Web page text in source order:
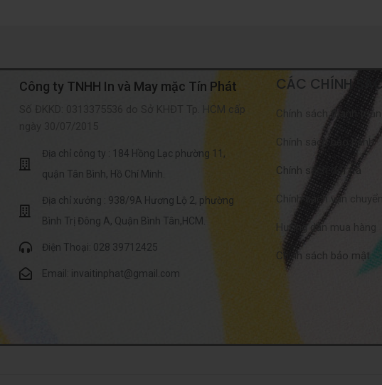
Công ty TNHH In và May mặc Tín Phát
Số ĐKKD: 0313375536 do Sở KHĐT Tp. HCM cấp
Địa chỉ công ty : 184 Hồng Lạc phường 11,
quận Tân Bình, Hồ Chí Minh.
Địa chỉ xưởng : 938/9A Hương Lộ 2, phường
Bình Trị Đông A, Quận Bình Tân,HCM.
Điện Thoại: 028 39712425
Email: invaitinphat@gmail.com
CÁC CHÍNH
Chính sách thanh toán
Chính sách bảo hành
Chính sách đổi trả
Chính sách vận chuyển
Hướng dẫn mua hàng
Chính sách bảo mật